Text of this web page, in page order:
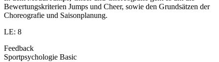
Bewertungskriterien Jumps und Cheer, sowie den Grundsätzen der
Choreografie und Saisonplanung.
LE: 8
Feedback
Sportpsychologie Basic